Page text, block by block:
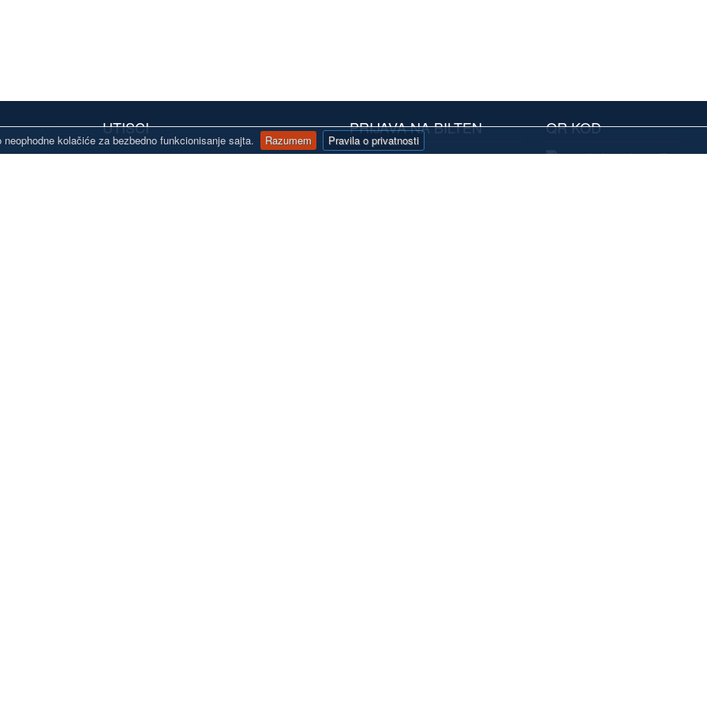
neophodne kolačiće za bezbedno funkcionisanje sajta. Razumem Pravila o privatnosti
UTISCI PRIJAVA NA BILTEN QR KOD